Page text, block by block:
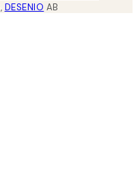
, DESENIO AB